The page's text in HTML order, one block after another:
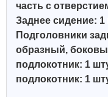
часть с
Заднее сидение:
Подголовники
образный,
подлокотник: 1
подлокотник: 1